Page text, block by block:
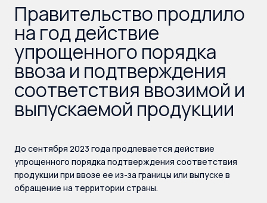
Правительство продлило
на год действие
упрощенного порядка
ввоза и подтверждения
соответствия ввозимой и
выпускаемой продукции
До сентября 2023 года продлевается действие
упрощенного порядка подтверждения соответствия
продукции при ввозе ее из-за границы или выпуске в
обращение на территории страны.